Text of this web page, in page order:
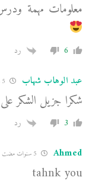
معلومات مهمة
6 رد
عبد الوهاب شهاب
شكرا جزيل الشكر على
3 رد
Ahmed
tahnk you